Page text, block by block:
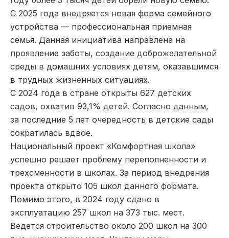
С 2025 года внедряется новая форма семейного
устройства — профессиональная приемная
семья. Данная инициатива направлена на
проявление заботы, создание доброжелательной
среды в домашних условиях детям, оказавшимся
в трудных жизненных ситуациях.
С 2024 года в стране открыты 627 детских
садов, охватив 93,1% детей. Согласно данным,
за последние 5 лет очередность в детские сады
сократилась вдвое.
Национальный проект «Комфортная школа»
успешно решает проблему переполненности и
трехсменности в школах. За период внедрения
проекта открыто 105 школ данного формата.
Помимо этого, в 2024 году сдано в
эксплуатацию 257 школ на 373 тыс. мест.
Ведется строительство около 200 школ на 300